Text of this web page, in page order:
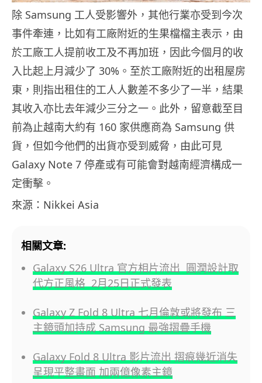
除 Samsung 工人受影響外，其他行業亦受到今次
事件牽連，比如有工廠附近的生果檔檔主表示，由
於工廠工人提前收工及不再加班，因此今個月的收
入比起上月減少了 30%。至於工廠附近的出租屋房
東，則指出租住的工人人數差不多少了一半，結果
其收入亦比去年減少三分之一。此外，留意截至目
前為止越南大約有 160 家供應商為 Samsung 供
貨，但如今他們的出貨亦受到威脅，由此可見
Galaxy Note 7 停產或有可能會對越南經濟構成一
定衝擊。
來源：Nikkei Asia
相關文章:
Galaxy S26 Ultra 官方相片流出 圓潤設計取
代方正風格 2月25日正式發表
Galaxy Z Fold 8 Ultra 七月倫敦或將發布 三
主鏡頭加持成 Samsung 最強摺疊手機
Galaxy Fold 8 Ultra 影片流出 摺痕幾近消失
呈現平整畫面 加兩億像素主鏡